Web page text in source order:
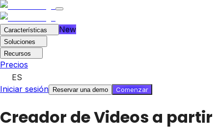
Características New
Soluciones
Recursos
Precios
ES
Iniciar sesión
Reservar una demo Comenzar
Creador de Videos a partir